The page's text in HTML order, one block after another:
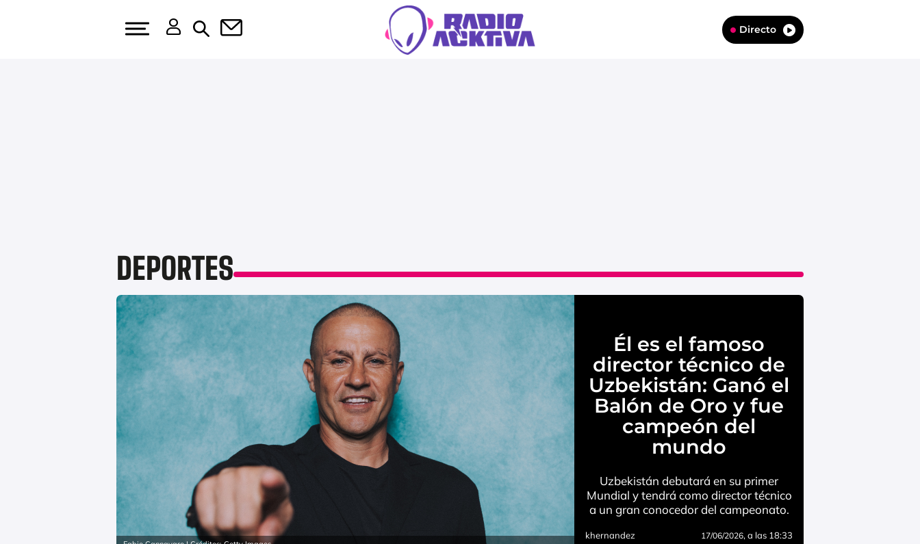
Directo
DEPORTES
Él es el famoso
director técnico de
Uzbekistán: Ganó el
Balón de Oro y fue
campeón del
mundo
Uzbekistán debutará en su primer
Mundial y tendrá como director técnico
a un gran conocedor del campeonato.
khernandez 17/06/2026, a las 18:33